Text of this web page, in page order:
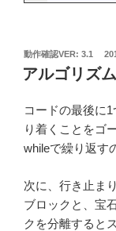
動作確認VER: 3.1
投
稿
日:
アルゴリズ
コードの最後に
り着くことをゴ
whileで繰り返す
次に、行き止ま
ブロックと、宝
クを分離すると